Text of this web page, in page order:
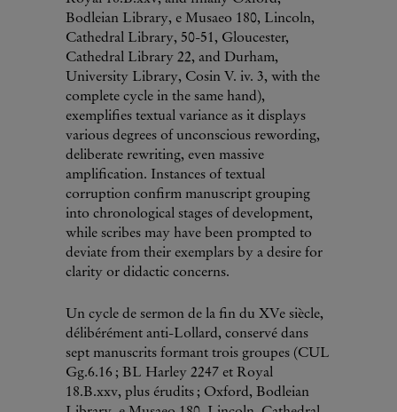
Bodleian Library, e Musaeo 180, Lincoln,
Cathedral Library, 50-51, Gloucester,
Cathedral Library 22, and Durham,
University Library, Cosin V. iv. 3, with the
complete cycle in the same hand),
exemplifies textual variance as it displays
various degrees of unconscious rewording,
deliberate rewriting, even massive
amplification. Instances of textual
corruption confirm manuscript grouping
into chronological stages of development,
while scribes may have been prompted to
deviate from their exemplars by a desire for
clarity or didactic concerns.
Un cycle de sermon de la fin du XVe siècle,
délibérément anti-Lollard, conservé dans
sept manuscrits formant trois groupes (CUL
Gg.6.16 ; BL Harley 2247 et Royal
18.B.xxv, plus érudits ; Oxford, Bodleian